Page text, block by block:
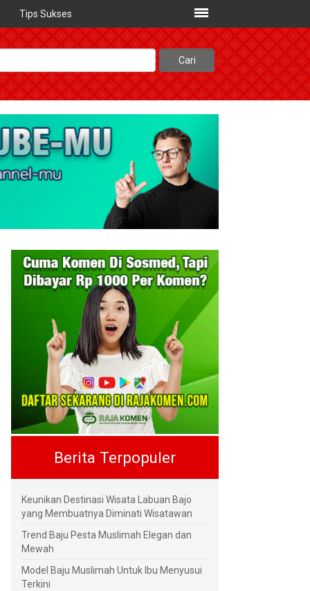
Tips Sukses
Berita Terpopuler
Keunikan Destinasi Wisata Labuan Bajo
yang Membuatnya Diminati Wisatawan
Trend Baju Pesta Muslimah Elegan dan
Mewah
Model Baju Muslimah Untuk Ibu Menyusui
Terkini